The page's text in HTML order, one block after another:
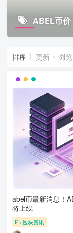
ABEL币价
排序 更新 浏览
abel币最新消息！
将上线
区块资讯